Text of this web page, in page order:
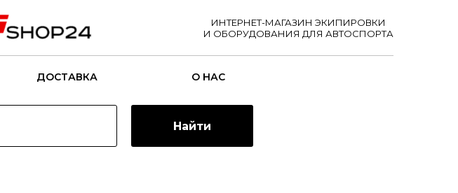
ИНТЕРНЕТ-МАГАЗИН ЭКИПИРОВКИ
И ОБОРУДОВАНИЯ ДЛЯ АВТОСПОРТА
ДОСТАВКА О НАС
Найти